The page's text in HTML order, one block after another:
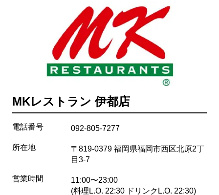
MKレストラン 伊都店
電話番号 092-805-7277
所在地
〒819-0379 福岡県福岡市西区北原2丁
目3-7
営業時間
11:00〜23:00
(料理L.O. 22:30 ドリンクL.O. 22:30)